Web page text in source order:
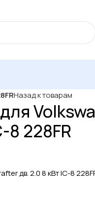
Назад к товарам
8 228FR
дв. 2.0 8 кВт IC-8